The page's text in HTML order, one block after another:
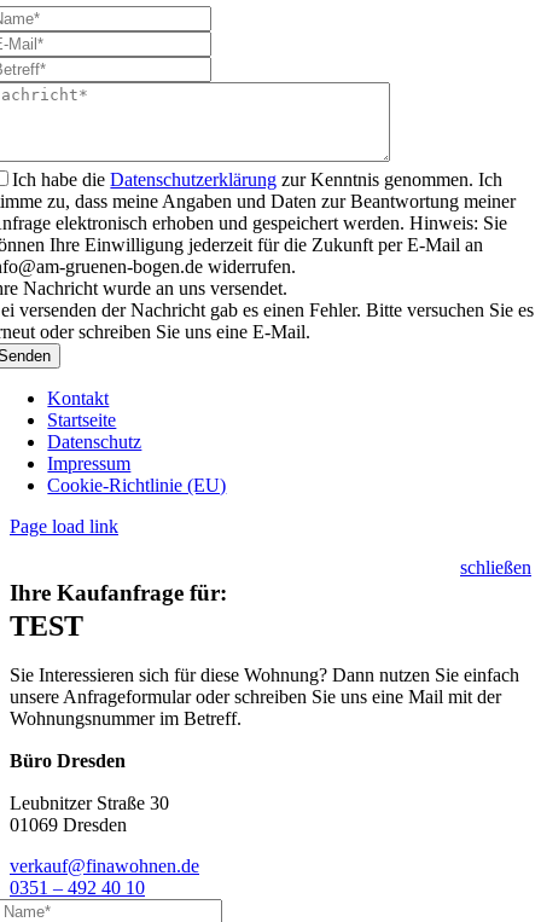
Ich habe dieDatenschutzerklärung zur Kenntnis genommen. Ich
zu, dass meine Angaben und Daten zur Beantwortung meiner
elektronisch erhoben und gespeichert werden. Hinweis: Sie
Ihre Einwilligung jederzeit für die Zukunft per E-Mail an
gruenen-bogen.de widerrufen.
Nachricht wurde an uns versendet.
versenden der Nachricht gab es einen Fehler. Bitte versuchen Sie es
oder schreiben Sie uns eine E-Mail.
Kontakt
Startseite
Datenschutz
Impressum
Cookie-Richtlinie (EU)
Page load link
schließen
Ihre Kaufanfrage für:
TEST
Sie Interessieren sich für diese Wohnung? Dann nutzen Sie einfach
unsere Anfrageformular oder schreiben Sie uns eine Mail mit der
Wohnungsnummer im Betreff.
Büro Dresden
Leubnitzer Straße 30
01069 Dresden
verkauf@finawohnen.de
0351 – 492 40 10